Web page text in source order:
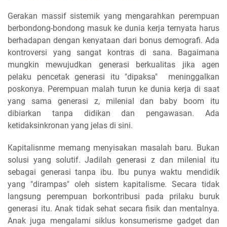
Gerakan massif sistemik yang mengarahkan perempuan
berbondong-bondong masuk ke dunia kerja ternyata harus
berhadapan dengan kenyataan dari bonus demografi. Ada
kontroversi yang sangat kontras di sana. Bagaimana
mungkin mewujudkan generasi berkualitas jika agen
pelaku pencetak generasi itu "dipaksa" meninggalkan
poskonya. Perempuan malah turun ke dunia kerja di saat
yang sama generasi z, milenial dan baby boom itu
dibiarkan tanpa didikan dan pengawasan. Ada
ketidaksinkronan yang jelas di sini.
Kapitalisnme memang menyisakan masalah baru. Bukan
solusi yang solutif. Jadilah generasi z dan milenial itu
sebagai generasi tanpa ibu. Ibu punya waktu mendidik
yang "dirampas" oleh sistem kapitalisme. Secara tidak
langsung perempuan borkontribusi pada prilaku buruk
generasi itu. Anak tidak sehat secara fisik dan mentalnya.
Anak juga mengalami siklus konsumerisme gadget dan